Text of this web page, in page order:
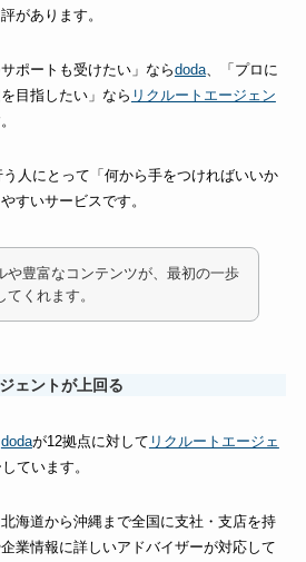
があります。
ポートも受けたい」ならdoda、「プロに
目指したい」なら リクルートエージェン
人にとって「何から手をつければいいか
すいサービスです。
や豊富なコンテンツが、最初の一歩
てくれます。
ェントが上回る
dodaが12拠点に対して リクルートエージェ
ています。
海道から沖縄まで全国に支社・支店を持
業情報に詳しいアドバイザーが対応して